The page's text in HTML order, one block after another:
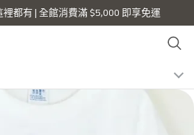
都有 | 全館消費滿 $5,000 即享免運